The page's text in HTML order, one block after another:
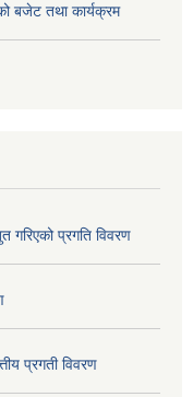
बजेट तथा कार्यक्रम
गरिएको प्रगति विवरण
प्रगती विवरण